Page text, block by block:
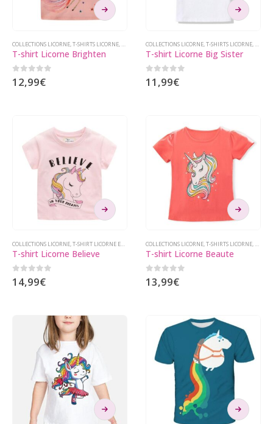
Ce
produit
plusieurs
variations.
sur
page
COLLECTIONS LICORNE,T-SHIRTS LICORNE, T-SHIRTS LICORNE ENFANT,VÊTEMENTS LICORNE
T-shirt Licorne Brighten
0 sur 5
12,99€
Ce
produit
plusieurs
variations.
sur
page
produit
COLLECTIONS LICORNE,T-SHIRTS LICORNE, T-
T-shirt Licorne Big Sister
0 sur 5
11,99€
Ce
produit
plusieurs
variations.
sur
produit
COLLECTIONS LICORNE,T-SHIRT LICORNE ENFANT T-SHIRTS LICORNE,T-SHIRTS LICORNE ENFANT
T-shirt Licorne Believe
0 sur 5
14,99€
Ce
produit
plusieurs
variations.
choisies
sur
la
page
du
produit
COLLECTIONS LICORNE,T-SHIRTS LICORNE, T-
T-shirt Licorne Beaute
0 sur 5
13,99€
produit
Ce
produit